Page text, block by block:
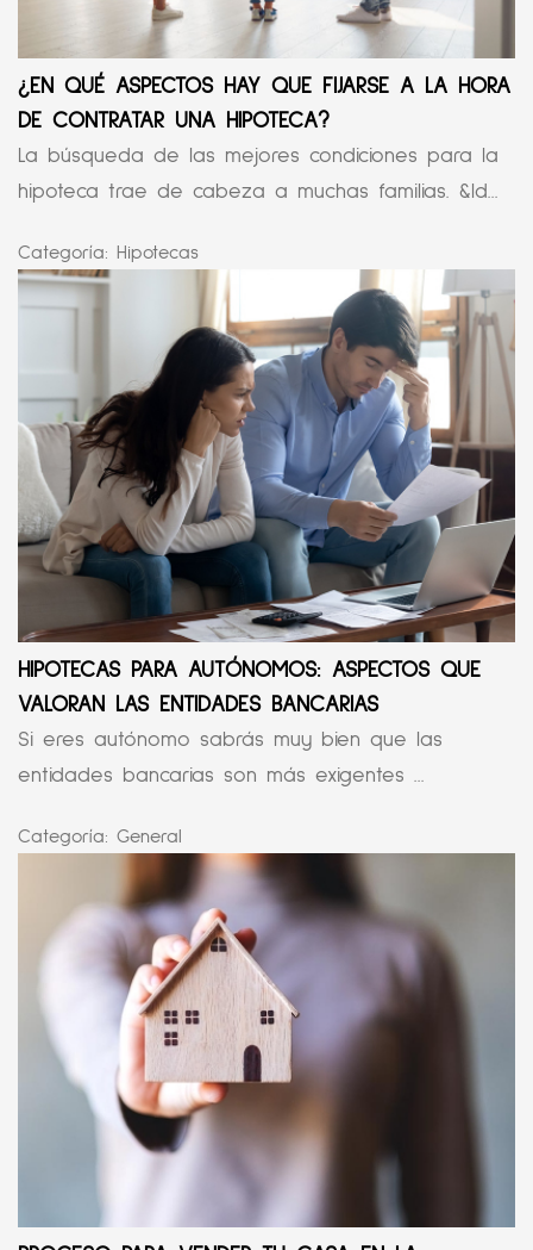
¿EN QUÉ ASPECTOS HAY QUE FIJARSE A LA HORA
DE CONTRATAR UNA HIPOTECA?
La búsqueda de las mejores condiciones para la
hipoteca trae de cabeza a muchas familias. &ld...
Categoría: Hipotecas
HIPOTECAS PARA AUTÓNOMOS: ASPECTOS QUE
VALORAN LAS ENTIDADES BANCARIAS
Si eres autónomo sabrás muy bien que las
entidades bancarias son más exigentes ...
Categoría: General